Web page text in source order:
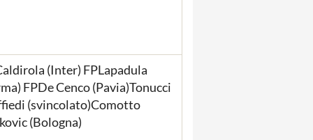
(Inter) FPLapadula
FPDe Cenco (Pavia)Tonucci
(svincolato)Comotto
(Bologna)